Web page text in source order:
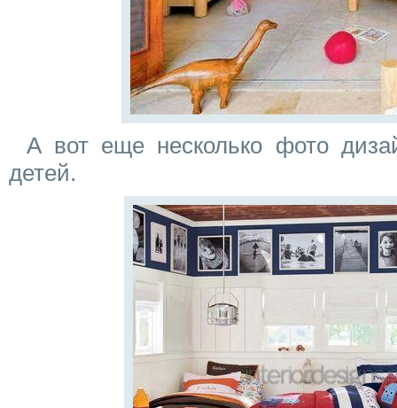
А вот еще несколько фото
детей.